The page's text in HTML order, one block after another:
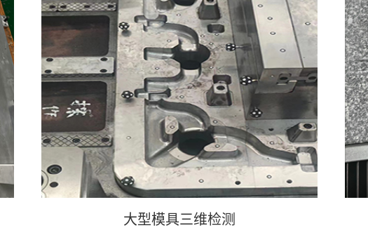
汽车玻璃三维检测
大型模具三维检测